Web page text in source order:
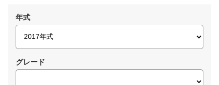
年式
グレード